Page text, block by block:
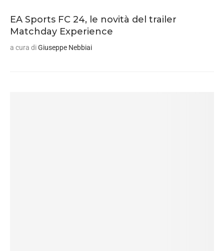
EA Sports FC 24, le novità del trailer
Matchday Experience
a cura diGiuseppe Nebbiai